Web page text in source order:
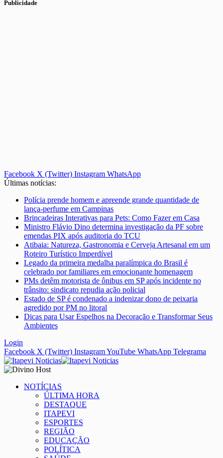
Publicidade
Facebook X (Twitter) Instagram WhatsApp
Últimas notícias:
Polícia prende homem e apreende grande quantidade de
lança-perfume em Campinas
Brincadeiras Interativas para Pets: Como Fazer em Casa
Ministro Flávio Dino determina investigação da PF sobre
emendas PIX após auditoria do TCU
Atibaia: Natureza, Gastronomia e Cerveja Artesanal em um
Roteiro Turístico Imperdível
Legado da primeira medalha paralímpica do Brasil é
celebrado por familiares em emocionante homenagem
PMs detêm motorista de ônibus em SP após incidente no
trânsito: sindicato repudia ação policial
Estado de SP é condenado a indenizar dono de peixaria
agredido por PM no litoral
Dicas para Usar Espelhos na Decoração e Transformar Seus
Ambientes
Login
Facebook X (Twitter) InstagramYouTube WhatsApp Telegrama
NOTÍCIAS
ÚLTIMA HORA
DESTAQUE
ITAPEVI
ESPORTES
REGIÃO
EDUCAÇÃO
POLÍTICA